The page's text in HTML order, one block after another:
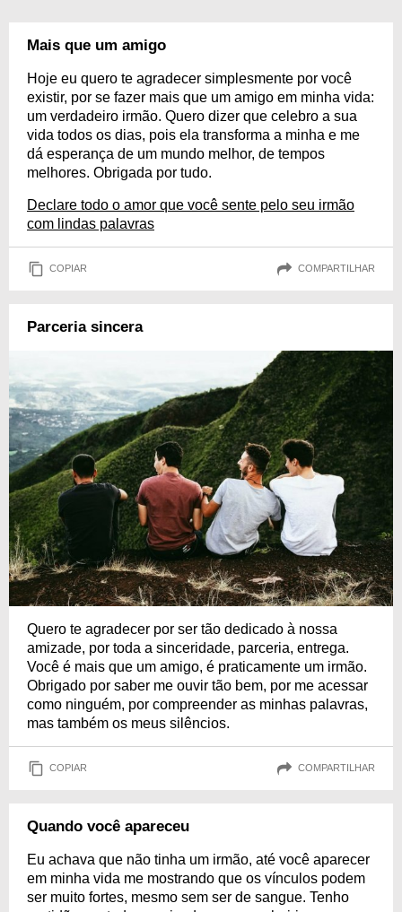
Mais que um amigo
Hoje eu quero te agradecer simplesmente por você
existir, por se fazer mais que um amigo em minha vida:
um verdadeiro irmão. Quero dizer que celebro a sua
vida todos os dias, pois ela transforma a minha e me
dá esperança de um mundo melhor, de tempos
melhores. Obrigada por tudo.
Declare todo o amor que você sente pelo seu irmão
com lindas palavras
COPIAR COMPARTILHAR
Parceria sincera
Quero te agradecer por ser tão dedicado à nossa
amizade, por toda a sinceridade, parceria, entrega.
Você é mais que um amigo, é praticamente um irmão.
Obrigado por saber me ouvir tão bem, por me acessar
como ninguém, por compreender as minhas palavras,
mas também os meus silêncios.
COPIAR COMPARTILHAR
Quando você apareceu
Eu achava que não tinha um irmão, até você aparecer
em minha vida me mostrando que os vínculos podem
ser muito fortes, mesmo sem ser de sangue. Tenho